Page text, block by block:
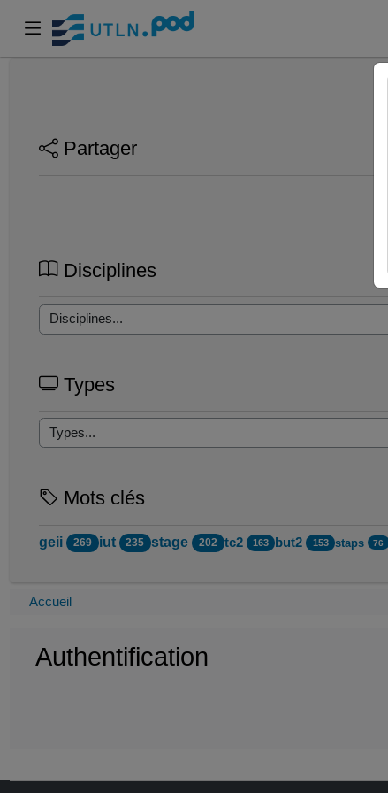
Partager
Disciplines
Types
Mots clés
geii 269 iut 235 stage 202 tc2 163 but2 153 staps 76
Accueil
Authentification